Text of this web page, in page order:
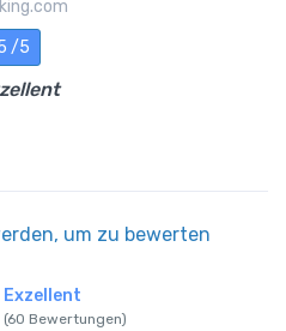
/5
um zu bewerten
Exzellent
(60 Bewertungen)